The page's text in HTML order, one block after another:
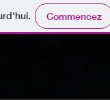
Commencez